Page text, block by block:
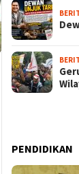
PENDIDIKAN